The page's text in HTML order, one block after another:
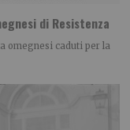
di Resistenza
omegnesi caduti per la